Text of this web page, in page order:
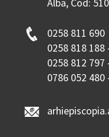
0258 811 690
0258 818
0258 812 797
0786 052 480